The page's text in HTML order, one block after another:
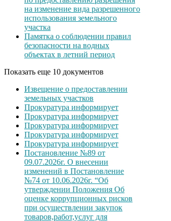
на изменение вида разрешенного
использования земельного
участка
Памятка о соблюдении правил
безопасности на водных
объектах в летний период
Показать еще 10 документов
Извещение о предоставлении
земельных участков
Прокуратура информирует
Прокуратура информирует
Прокуратура информирует
Прокуратура информирует
Прокуратура информирует
Постановление №89 от
09.07.2026г. О внесении
изменений в Постановление
№74 от 10.06.2026г. “Об
утверждении Положения Об
оценке коррупционных рисков
при осуществлении закупок
товаров,работ,услуг для